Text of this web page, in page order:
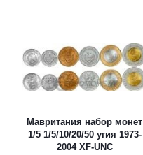
Мавритания набор монет
1/5 1/5/10/20/50 угия 1973-
2004 XF-UNC